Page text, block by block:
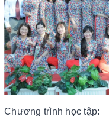
Chương trình học tập: